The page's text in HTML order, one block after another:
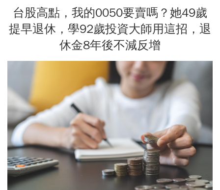
台股高點，我的0050要賣嗎？她49歲
提早退休，學92歲投資大師用這招，退
休金8年後不減反增